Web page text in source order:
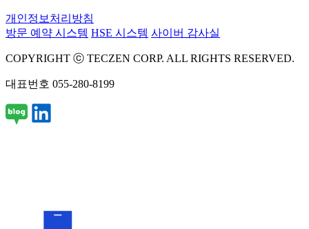
개인정보처리방침
방문 예약 시스템 HSE 시스템 사이버 감사실
COPYRIGHT ⓒ TECZEN CORP. ALL RIGHTS RESERVED.
대표번호 055-280-8199